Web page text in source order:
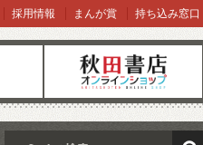
オンラインショップ
採用情報 まんが賞 持ち込み窓口